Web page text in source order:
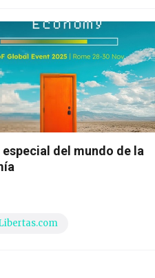
del mundo de la